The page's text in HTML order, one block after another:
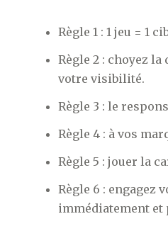
Règle 1 : 1 jeu = 1
Règle 2 : choyez
votre visibilité.
Règle 3 : le
Règle 4 : à vos
Règle 5 : jouer la
Règle 6 : engagez
immédiatement et